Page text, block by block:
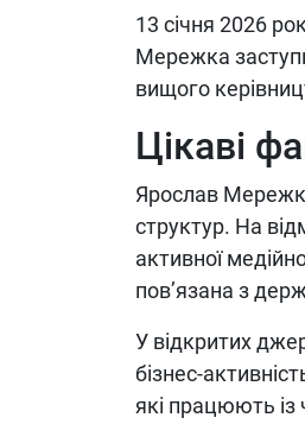
13 січня 2026
Мережка
вищого
Цікаві
Ярослав
структур. На
активної
пов’язана з
У відкритих
бізнес-
які працюють